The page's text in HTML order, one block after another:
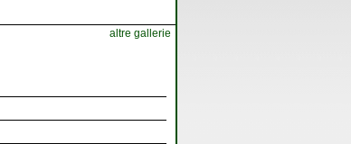
altre gallerie